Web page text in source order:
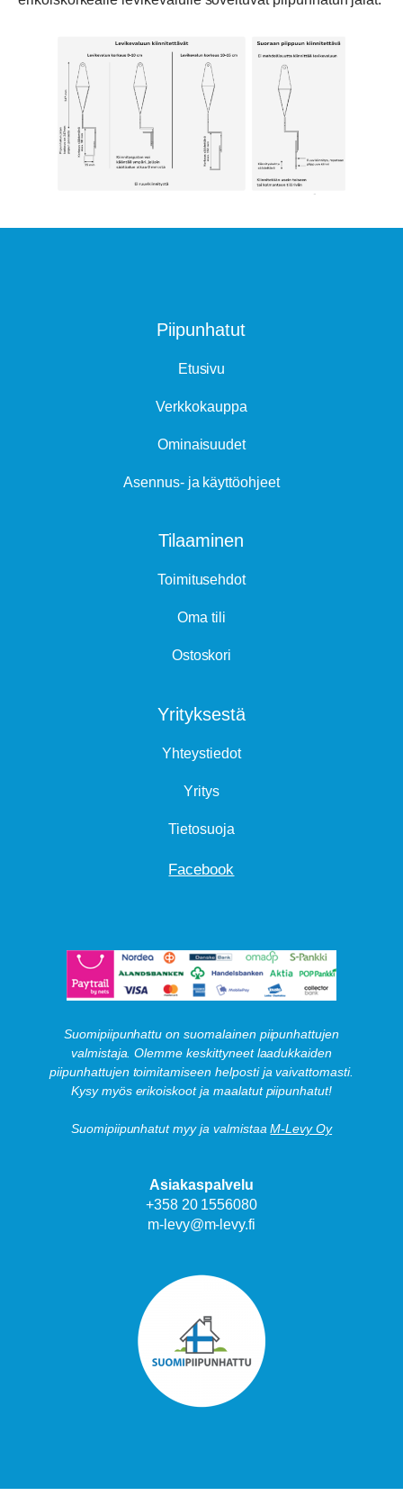
Piipunhatut
Etusivu
Verkkokauppa
Ominaisuudet
Asennus- ja käyttöohjeet
Tilaaminen
Toimitusehdot
Oma tili
Ostoskori
Yrityksestä
Yhteystiedot
Yritys
Tietosuoja
Facebook
Suomipiipunhattu on suomalainen piipunhattujen
valmistaja. Olemme keskittyneet laadukkaiden
piipunhattujen toimitamiseen helposti ja vaivattomasti.
Kysy myös erikoiskoot ja maalatut piipunhatut!
Suomipiipunhatut myy ja valmistaaM-Levy Oy
Asiakaspalvelu
+358 20 1556080
m-levy@m-levy.fi